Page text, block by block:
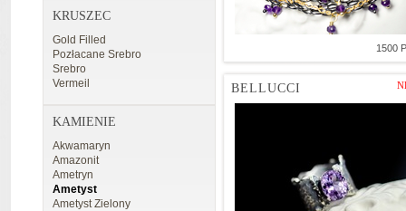
KRUSZEC
Gold Filled
Pozłacane Srebro
Srebro
Vermeil
KAMIENIE
Akwamaryn
Amazonit
Ametryn
Ametyst
Ametyst Zielony
1500
BELLUCCI